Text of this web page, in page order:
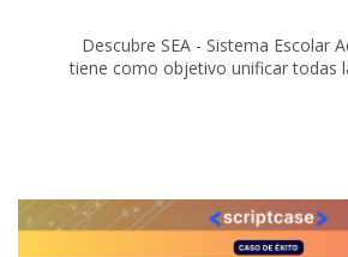
Descubre SEA - Sistema Escolar
tiene como objetivo unificar todas